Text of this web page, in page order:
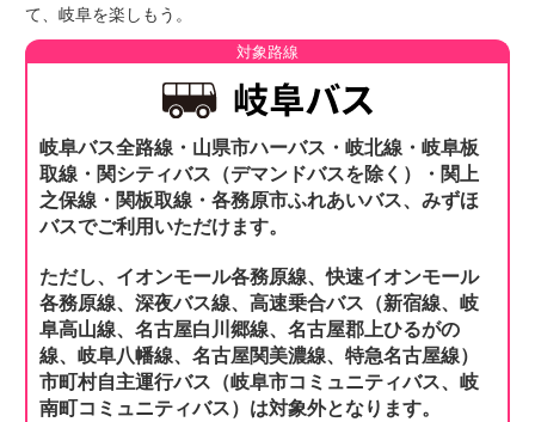
て、岐阜を楽しもう。
対象路線
岐阜バス全路線・山県市ハーバス・岐北線・岐阜板
取線・関シティバス（デマンドバスを除く）・関上
之保線・関板取線・各務原市ふれあいバス、みずほ
バスでご利用いただけます。
ただし、イオンモール各務原線、快速イオンモール
各務原線、深夜バス線、高速乗合バス（新宿線、岐
阜高山線、名古屋白川郷線、名古屋郡上ひるがの
線、岐阜八幡線、名古屋関美濃線、特急名古屋線）
市町村自主運行バス（岐阜市コミュニティバス、岐
南町コミュニティバス）は対象外となります。